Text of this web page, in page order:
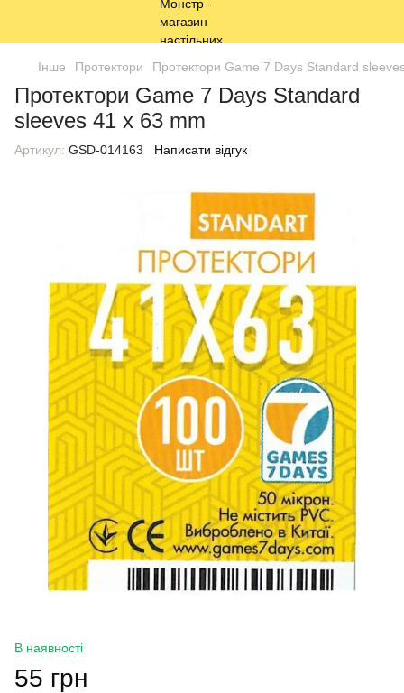
Інше Протектори Протектори Game 7 Days Standard
Протектори Game 7 Days Standard
sleeves 41 x 63 mm
Артикул: GSD-014163 Написати відгук
В наявності
55 грн